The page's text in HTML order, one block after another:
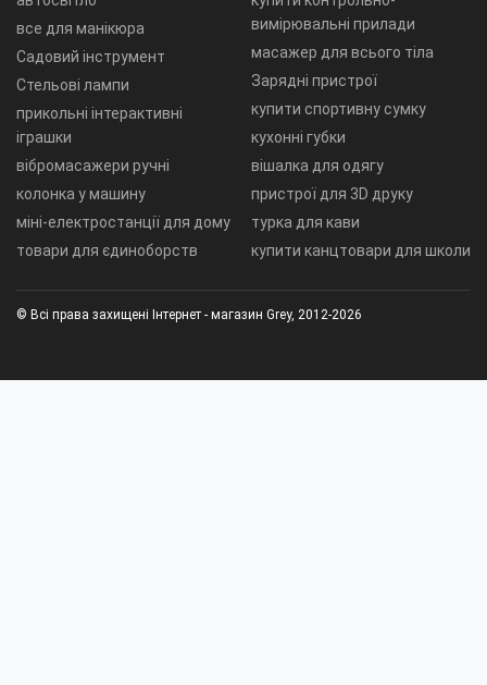
все для манікюра
Садовий інструмент
Стельові лампи
прикольні інтерактивні
іграшки
вібромасажери ручні
колонка у машину
міні-електростанції для дому
товари для єдиноборств
вимірювальні прилади
масажер для всього тіла
Зарядні пристрої
купити спортивну сумку
кухонні губки
вішалка для одягу
пристрої для 3D друку
турка для кави
купити канцтовари для школи
© Всі права захищені Інтернет - магазин Grey, 2012-2026